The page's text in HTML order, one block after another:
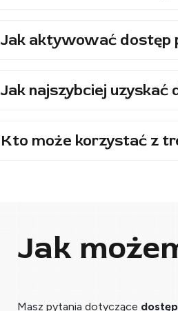
Jak aktywować dostęp
Jak najszybciej uzyskać
Kto może korzystać z
Jak
Masz pytania dotyczące